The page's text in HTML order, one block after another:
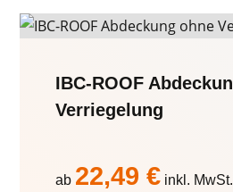
IBC-ROOF
Verriegelung
ab 22,49€ inkl. MwSt.